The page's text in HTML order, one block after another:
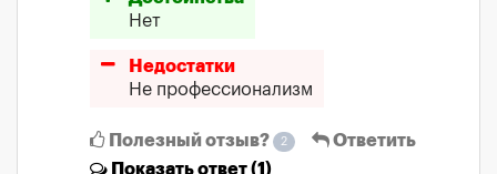
Нет
Недостатки
Не профессионализм
Полезный отзыв? 2
Ответить
Показатьответ (1)